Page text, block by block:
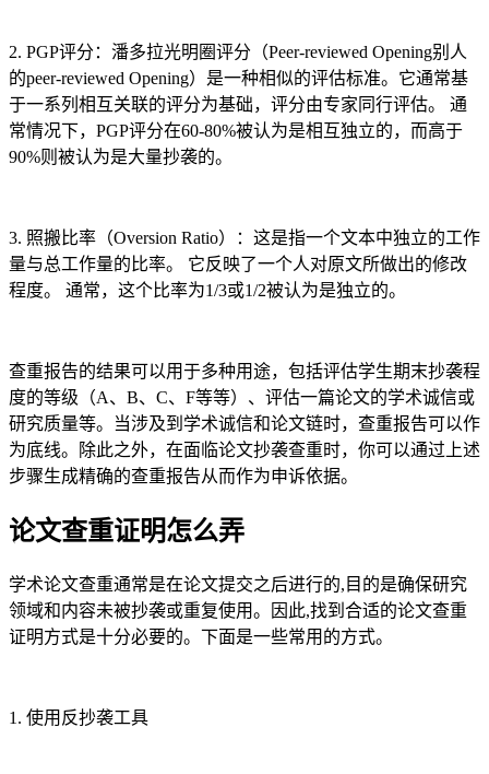
2. PGP评分：潘多拉光明圈评分（Peer-reviewed Opening别人
的peer-reviewed Opening）是一种相似的评估标准。它通常基
于一系列相互关联的评分为基础，评分由专家同行评估。 通
常情况下，PGP评分在60-80%被认为是相互独立的，而高于
90%则被认为是大量抄袭的。
3. 照搬比率（Oversion Ratio）：这是指一个文本中独立的工作
量与总工作量的比率。 它反映了一个人对原文所做出的修改
程度。 通常，这个比率为1/3或1/2被认为是独立的。
查重报告的结果可以用于多种用途，包括评估学生期末抄袭程
度的等级（A、B、C、F等等）、评估一篇论文的学术诚信或
研究质量等。当涉及到学术诚信和论文链时，查重报告可以作
为底线。除此之外，在面临论文抄袭查重时，你可以通过上述
步骤生成精确的查重报告从而作为申诉依据。
论文查重证明怎么弄
学术论文查重通常是在论文提交之后进行的,目的是确保研究
领域和内容未被抄袭或重复使用。因此,找到合适的论文查重
证明方式是十分必要的。下面是一些常用的方式。
1. 使用反抄袭工具